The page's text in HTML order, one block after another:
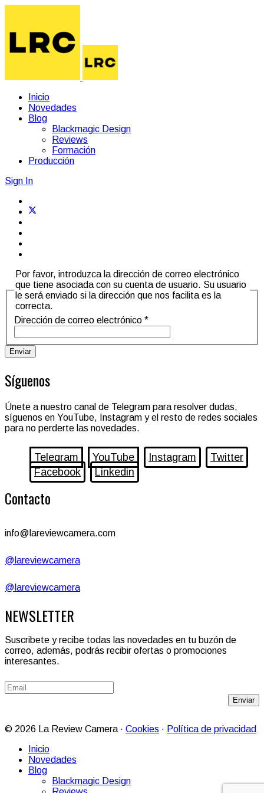
Inicio
Novedades
Blog
Blackmagic Design
Reviews
Formación
Producción
Sign In
Por favor, introduzca la dirección de correo electrónico
que tiene asociada con su cuenta de usuario. Su usuario
le será enviado si la dirección que nos facilita es la
correcta.
Dirección de correo electrónico *
Enviar
Síguenos
Únete a nuestro canal de Telegram para resolver dudas,
síguenos en YouTube, Instagram y el resto de redes sociales
para no perderte las novedades.
Telegram YouTube Instagram
Twitter
Facebook
Linkedin
Contacto
info@lareviewcamera.com
@lareviewcamera
@lareviewcamera
NEWSLETTER
Suscribete y recibe todas las novedades en tu buzón de
correo, además, podrás recibir ofertas o promociones
interesantes.
Enviar
© 2026 La Review Camera · Cookies · Política de privacidad
Inicio
Novedades
Blog
Blackmagic Design